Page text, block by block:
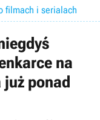
filmach i serialach
na
już ponad